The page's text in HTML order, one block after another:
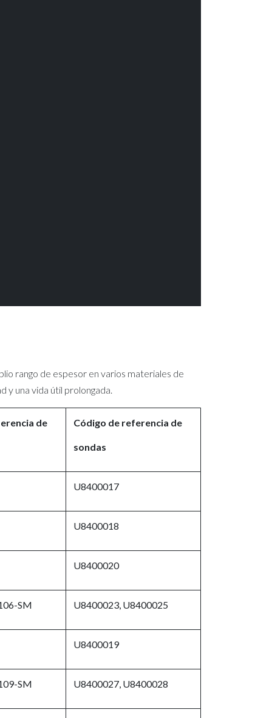
rango de espesor en varios materiales de
y una vida útil prolongada.​
de Código de referencia de
sondas
U8400017
U8400018
U8400020
SM U8400023, U8400025
U8400019
SM U8400027, U8400028